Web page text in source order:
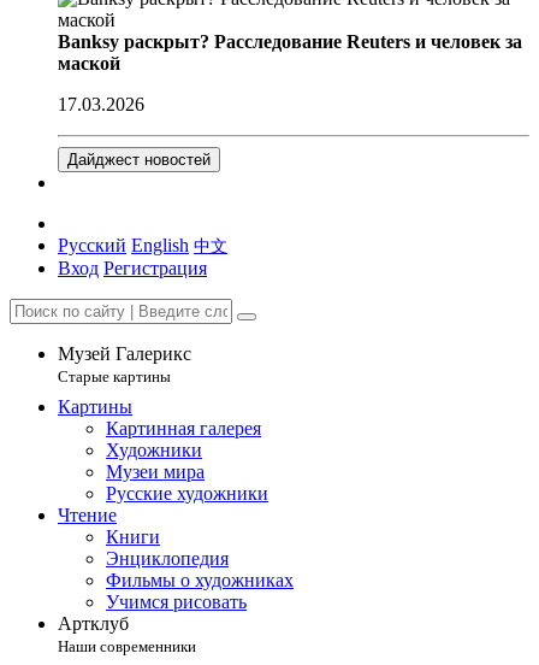
Banksy раскрыт? Расследование Reuters и человек за
маской
17.03.2026
Дайджест новостей
Русский English 中文
Вход Регистрация
Музей Галерикс
Старые картины
Картины
Картинная галерея
Художники
Музеи мира
Русские художники
Чтение
Книги
Энциклопедия
Фильмы о художниках
Учимся рисовать
Артклуб
Наши современники